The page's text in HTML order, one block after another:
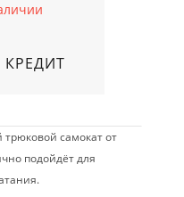
КРЕДИТ
самокат от
подойдёт для